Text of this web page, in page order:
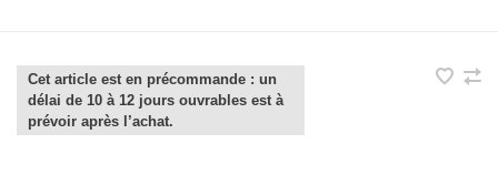
Cet article est en précommande : un
délai de 10 à 12 jours ouvrables est à
prévoir après l’achat.